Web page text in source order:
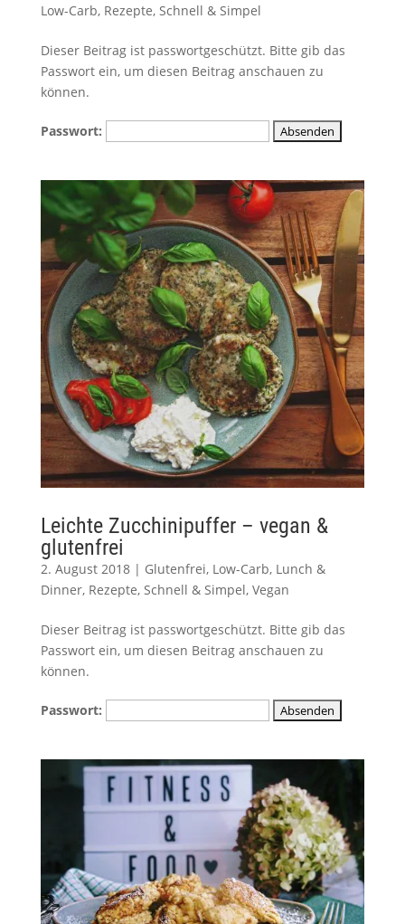
Low-Carb, Rezepte, Schnell & Simpel
Dieser Beitrag ist passwortgeschützt. Bitte gib das
Passwort ein, um diesen Beitrag anschauen zu
können.
Passwort:
Leichte Zucchinipuffer – vegan &
glutenfrei
2. August 2018| Glutenfrei, Low-Carb, Lunch &
Dinner, Rezepte, Schnell & Simpel, Vegan
Dieser Beitrag ist passwortgeschützt. Bitte gib das
Passwort ein, um diesen Beitrag anschauen zu
können.
Passwort: